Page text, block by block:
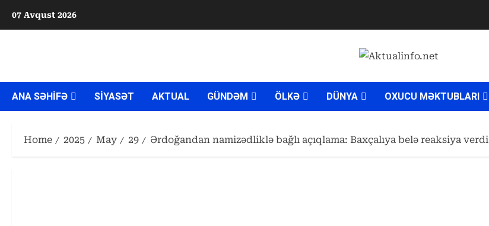
07 Avqust 2026
ANA SƏHİFƏ SİYASƏT AKTUAL GÜNDƏM ÖLKƏ DÜNYA OXUCU MƏKTUBLARI
Home 2025 May 29 Ərdoğandan namizədliklə bağlı açıqlama: Baxçalıya belə reaksiya verdi